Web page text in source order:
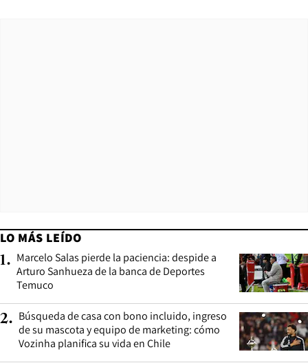
LO MÁS LEÍDO
1. Marcelo Salas pierde la paciencia: despide a
Arturo Sanhueza de la banca de Deportes
Temuco
2. Búsqueda de casa con bono incluido, ingreso
de su mascota y equipo de marketing: cómo
Vozinha planifica su vida en Chile